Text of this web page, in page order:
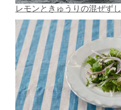
レモンときゅうりの混ぜずし